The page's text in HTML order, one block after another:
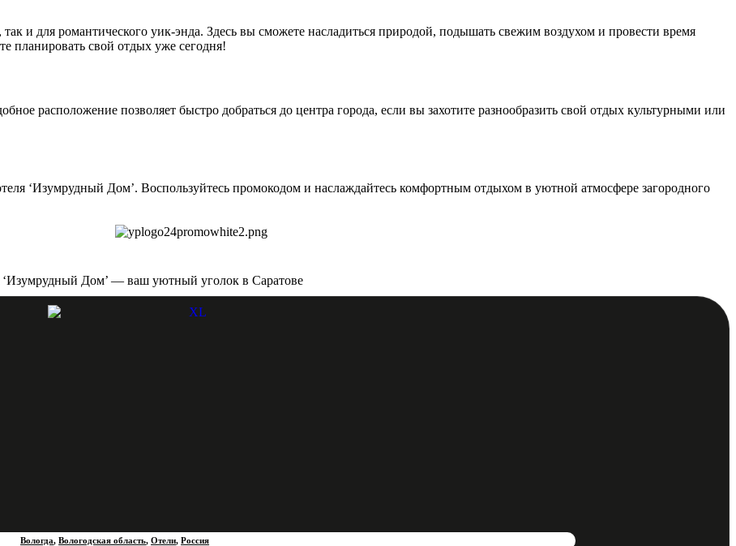
и для романтического уик-энда. Здесь вы сможете насладиться природой, подышать свежим воздухом и провести время
планировать свой отдых уже сегодня!
расположение позволяет быстро добраться до центра города, если вы захотите разнообразить свой отдых культурными или
‘Изумрудный Дом’. Воспользуйтесь промокодом и наслаждайтесь комфортным отдыхом в уютной атмосфере загородного
‘Изумрудный Дом’ — ваш уютный уголок в Саратове
Вологда,Вологодская область,Отели,Россия